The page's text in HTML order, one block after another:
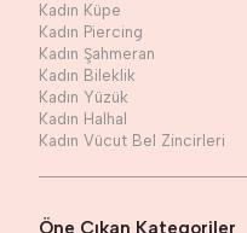
Kadın Küpe
Kadın Piercing
Kadın Şahmeran
Kadın Bileklik
Kadın Yüzük
Kadın Halhal
Kadın Vücut Bel Zincirleri
Öne Çıkan Kategoriler